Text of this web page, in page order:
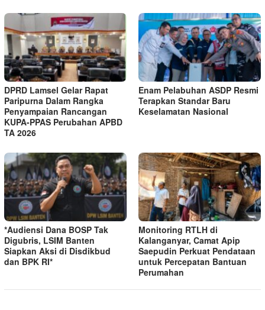
DPRD Lamsel Gelar Rapat
Paripurna Dalam Rangka
Penyampaian Rancangan
KUPA-PPAS Perubahan APBD
TA 2026
Enam Pelabuhan ASDP Resmi
Terapkan Standar Baru
Keselamatan Nasional
*Audiensi Dana BOSP Tak
Digubris, LSIM Banten
Siapkan Aksi di Disdikbud
dan BPK RI*
Monitoring RTLH di
Kalanganyar, Camat Apip
Saepudin Perkuat Pendataan
untuk Percepatan Bantuan
Perumahan